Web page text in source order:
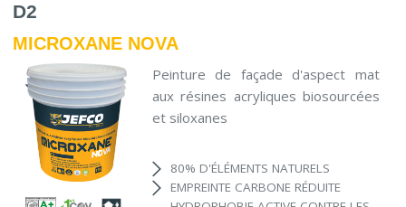
D2
MICROXANE NOVA
Peinture de façade d'aspect mat
aux résines acryliques biosourcées
et siloxanes
80% D'ÉLÉMENTS NATURELS
EMPREINTE CARBONE RÉDUITE